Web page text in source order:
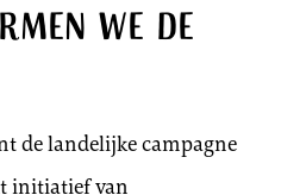
we de
de landelijke campagne
initiatief van